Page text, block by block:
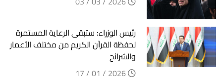
رئيس الوزراء: ستبقى الرعاية المستمرة
لحفظة القرآن الكريم من مختلف الأعمار
والشرائح